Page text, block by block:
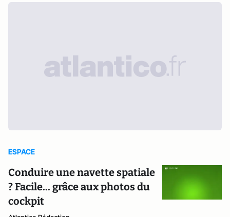
ESPACE
Conduire une navette spatiale
? Facile... grâce aux photos du
cockpit